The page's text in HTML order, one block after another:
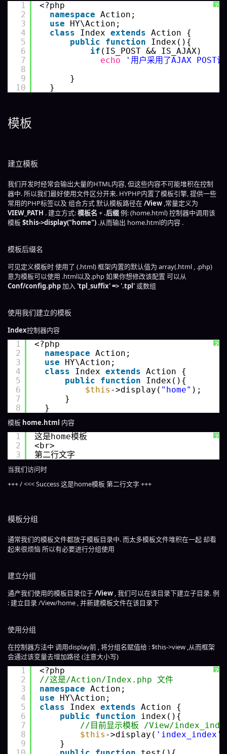
?
1
2
3
4
5
6
7
8
9
10
<?php
namespace Action;
use
HY\Action;
class
Index extends Action {
public
function
Index(){
if (IS_POST && IS_AJAX)
echo
'用户采用了AJAX POST
}
}
模板
建立模板
我们开发时经常会输出大量的HTML内容, 但这些内容不可能堆积在控制
器中. 所以我们最好使用文件区分开来. HYPHP内置了模板引擎, 提供一些
常用的PHP标签以及 组合方式 默认模板路径在/View ,常量定义为
VIEW_PATH . 建立方式:模板名 +.后缀例: (home.html) 控制器中调用该
模板 $this->display("home") .从而输出 home.html的内容 .
模板后缀名
可见定义模板时 使用了 (.html) 框架内置的默认值为 array(.html , .php)
意为模板可以使用 .html以及.php 如果你想修改该配置 可以从
Conf/config.php加入 'tpl_suffix' => '.tpl'或数组
使用我们建立的模板
Index控制器内容
?
1
2
3
4
5
6
7
8
<?php
namespace Action;
use
HY\Action;
class
Index extends Action {
public
function
Index(){
$this ->display( "home" );
}
}
模板 home.html 内容
?
1
2
3
这是home模板
<br>
第二行文字
当我们访问时
+++ / <<< Success 这是home模板 第二行文字 +++
模板分组
通常我们的模板文件都放于模板目录中. 而太多模板文件堆积在一起 却看
起来很烦恼 所以有必要进行分组使用
建立分组
通产我们使用的模板目录位于/View , 我们可以在该目录下建立子目录. 例
: 建立目录 /View/home , 并新建模板文件在该目录下
使用分组
在控制器方法中 调用display前 , 将分组名赋值给 : $this->view ,从而框架
会通过该变量去增加路径 (注意大小写)
?
1
2
3
4
5
6
7
8
9
<?php
//这是/Action/Index.php 文件
namespace Action;
use
HY\Action;
class
Index extends Action {
public
function
index(){
//目前显示模板 /View/
$this ->display( 'index_index'
}